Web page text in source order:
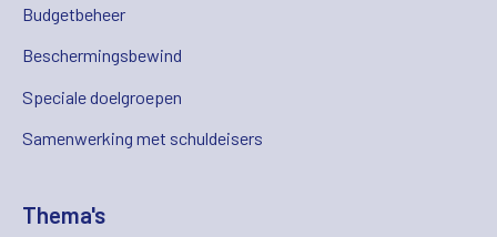
Budgetbeheer
Beschermingsbewind
Speciale doelgroepen
Samenwerking met schuldeisers
Thema's